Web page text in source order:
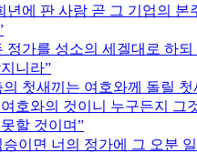
년에 판 사람 곧 그 기업의 본
정가를 성소의 세겔대로 하되
니라
의 첫새끼는 여호와께 돌릴
호와의 것이니 누구든지 그
할 것이며
승이면 너의 정가에 그 오분